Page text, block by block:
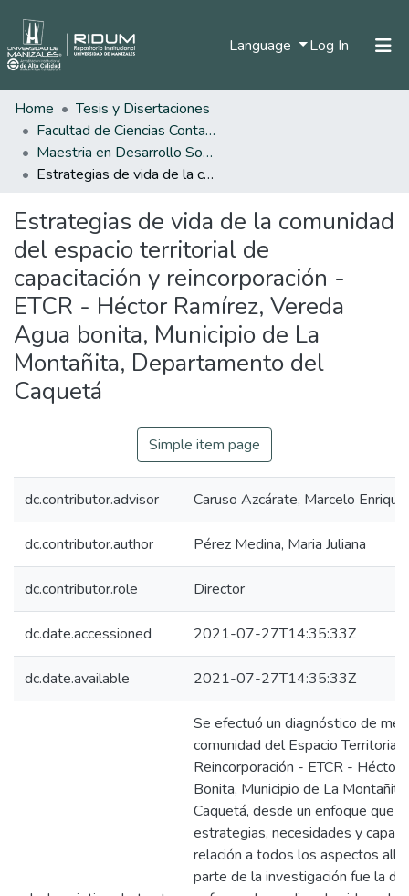
Language Log In (current)
Statistics
Home
Tesis y Disertaciones
Facultad de Ciencias Contables Económicas y Administrativas
Maestria en Desarrollo Sostenible y Medio Ambiente
Estrategias de vida de la comunidad del espacio territorial de capacitación y reincorporación - ETCR - Héctor Ramírez, Vereda Agua bonita, Municipio de La Montañita, Departamento del Caquetá
Estrategias de vida de la comunidad
del espacio territorial de
capacitación y reincorporación -
ETCR - Héctor Ramírez, Vereda
Agua bonita, Municipio de La
Montañita, Departamento del
Caquetá
Simple item page
dc.contributor.advisor Caruso Azcárate, Marcelo Enrique
dc.contributor.author Pérez Medina, Maria Juliana
dc.contributor.role Director
dc.date.accessioned 2021-07-27T14:35:33Z
dc.date.available 2021-07-27T14:35:33Z
Se efectuó un diagnóstico de
comunidad del Espacio Territorial
Reincorporación - ETCR - Héctor
Bonita, Municipio de La
Caquetá, desde un enfoque que
estrategias, necesidades y
relación a todos los aspectos allí
parte de la investigación fue la